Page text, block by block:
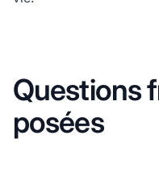
Questions
posées